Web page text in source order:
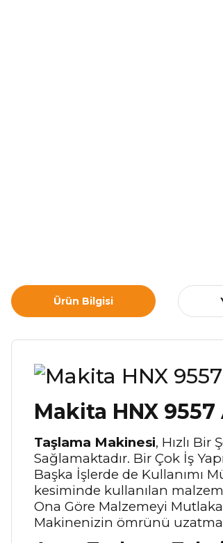
Ürün Bilgisi
Makita HNX
Taşlama Makinesi, Hızlı
Sağlamaktadır. Bir Çok İş
Başka İşlerde de Kullanımı
kesiminde kullanılan
Ona Göre Malzemeyi
Makinenizin ömrünü